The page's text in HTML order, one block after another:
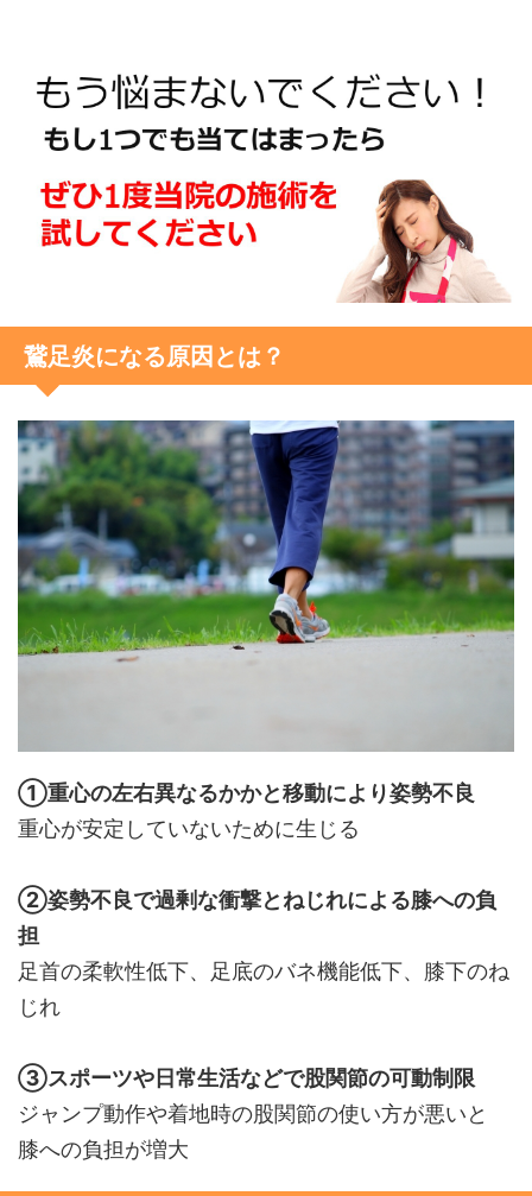
鵞足炎になる原因とは？
①重心の左右異なるかかと移動により姿勢不良
重心が安定していないために生じる
②姿勢不良で過剰な衝撃とねじれによる膝への負
担
足首の柔軟性低下、足底のバネ機能低下、膝下のね
じれ
③スポーツや日常生活などで股関節の可動制限
ジャンプ動作や着地時の股関節の使い方が悪いと
膝への負担が増大